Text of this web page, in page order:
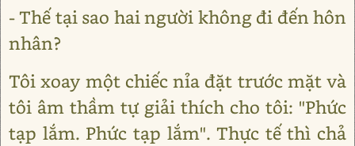
- Thế tại sao hai người không đi đến hôn
nhân?
Tôi xoay một chiếc nỉa đặt trước mặt và
tôi âm thầm tự giải thích cho tôi: "Phức
tạp lắm. Phức tạp lắm". Thực tế thì chả